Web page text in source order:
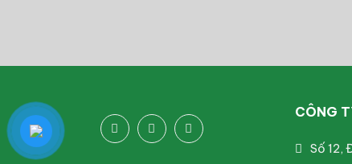
CÔNG
Số 12,